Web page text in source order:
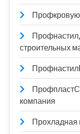
строительных
компания
Прохладная